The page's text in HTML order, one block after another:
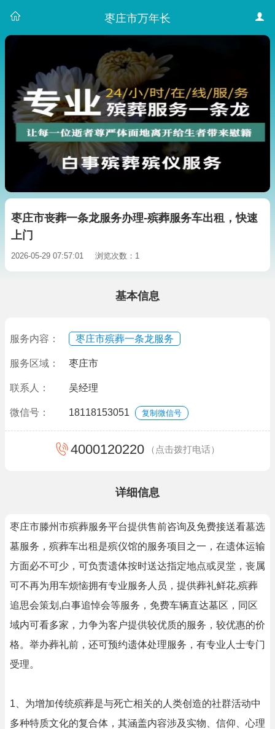
枣庄市万年长
枣庄市丧葬一条龙服务办理-殡葬服务车出租，快速
上门
2026-05-29 07:57:01 浏览次数：1
基本信息
服务内容： 枣庄市殡葬一条龙服务
服务区域： 枣庄市
联系人： 吴经理
微信号： 18118153051 复制微信号
4000120220 （点击拨打电话）
详细信息
枣庄市滕州市殡葬服务平台提供售前咨询及免费接送看墓选
墓服务，殡葬车出租是殡仪馆的服务项目之一，在遗体运输
方面必不可少，可负责遗体按时送达指定地点或灵堂，丧属
可不再为用车烦恼拥有专业服务人员，提供葬礼鲜花,殡葬
追思会策划,白事追悼会等服务，免费车辆直达墓区，同区
域内可看多家，力争为客户提供较优质的服务，较优惠的价
格。举办葬礼前，还可预约遗体处理服务，有专业人士专门
受理。
1、为增加传统殡葬是与死亡相关的人类创造的社群活动中
多种特质文化的复合体，其涵盖内容涉及实物、信仰、心理